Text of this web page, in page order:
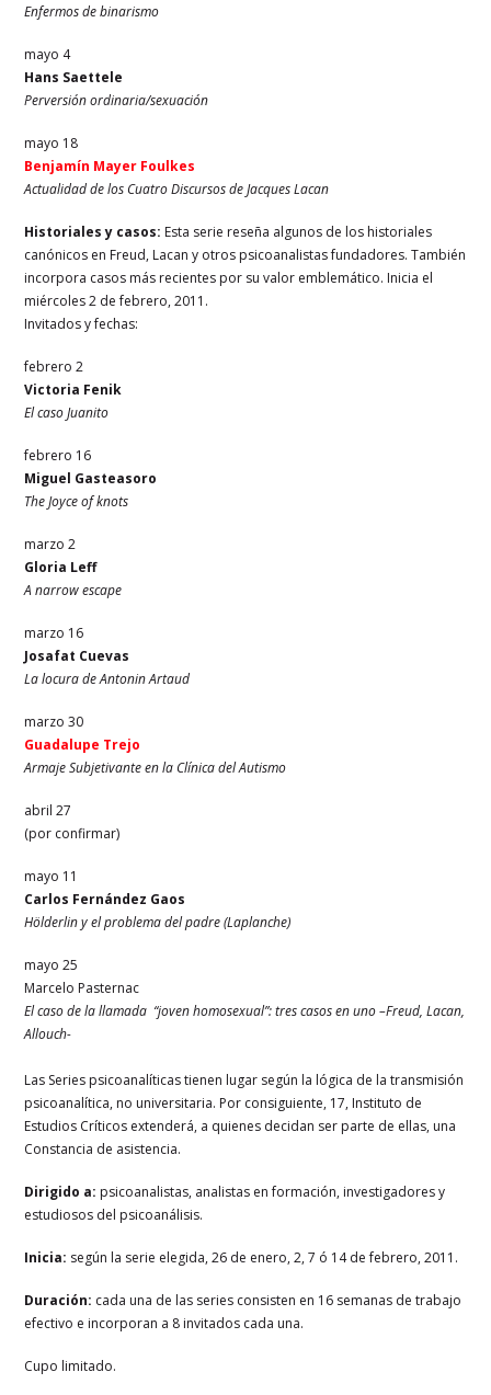
Enfermos de binarismo
mayo 4
Hans Saettele
Perversión ordinaria/sexuación
mayo 18
Benjamín Mayer Foulkes
Actualidad de los Cuatro Discursos de Jacques Lacan
Historiales y casos: Esta serie reseña algunos de los historiales
canónicos en Freud, Lacan y otros psicoanalistas fundadores. También
incorpora casos más recientes por su valor emblemático. Inicia el
miércoles 2 de febrero, 2011.
Invitados y fechas:
febrero 2
Victoria Fenik
El caso Juanito
febrero 16
Miguel Gasteasoro
The Joyce of knots
marzo 2
Gloria Leff
A narrow escape
marzo 16
Josafat Cuevas
La locura de Antonin Artaud
marzo 30
Guadalupe Trejo
Armaje Subjetivante en la Clínica del Autismo
abril 27
(por confirmar)
mayo 11
Carlos Fernández Gaos
Hölderlin y el problema del padre (Laplanche)
mayo 25
Marcelo Pasternac
El caso de la llamada “joven homosexual”: tres casos en uno –Freud, Lacan,
Allouch-
Las Series psicoanalíticas tienen lugar según la lógica de la transmisión
psicoanalítica, no universitaria. Por consiguiente, 17, Instituto de
Estudios Críticos extenderá, a quienes decidan ser parte de ellas, una
Constancia de asistencia.
Dirigido a: psicoanalistas, analistas en formación, investigadores y
estudiosos del psicoanálisis.
Inicia: según la serie elegida, 26 de enero, 2, 7 ó 14 de febrero, 2011.
Duración: cada una de las series consisten en 16 semanas de trabajo
efectivo e incorporan a 8 invitados cada una.
Cupo limitado.